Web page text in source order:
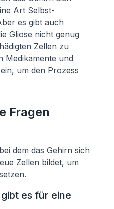
Art Selbst-
es gibt auch
Gliose nicht genug
Zellen zu
Medikamente und
um den Prozess
Fragen
dem das Gehirn sich
Zellen bildet, um
es für eine